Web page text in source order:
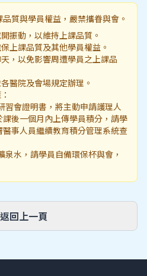
質與學員權益，嚴禁攜眷與會。
振動，以維持上課品質。
上課品質及其他學員權益。
，以免影響周遭學員之上課品
醫院及會場規定辦理。
習會證明書，將主動申請護理人
後一個月內上傳學員積分，請學
事人員繼續教育積分管理系統查
泉水，請學員自備環保杯與會，
返回上一頁